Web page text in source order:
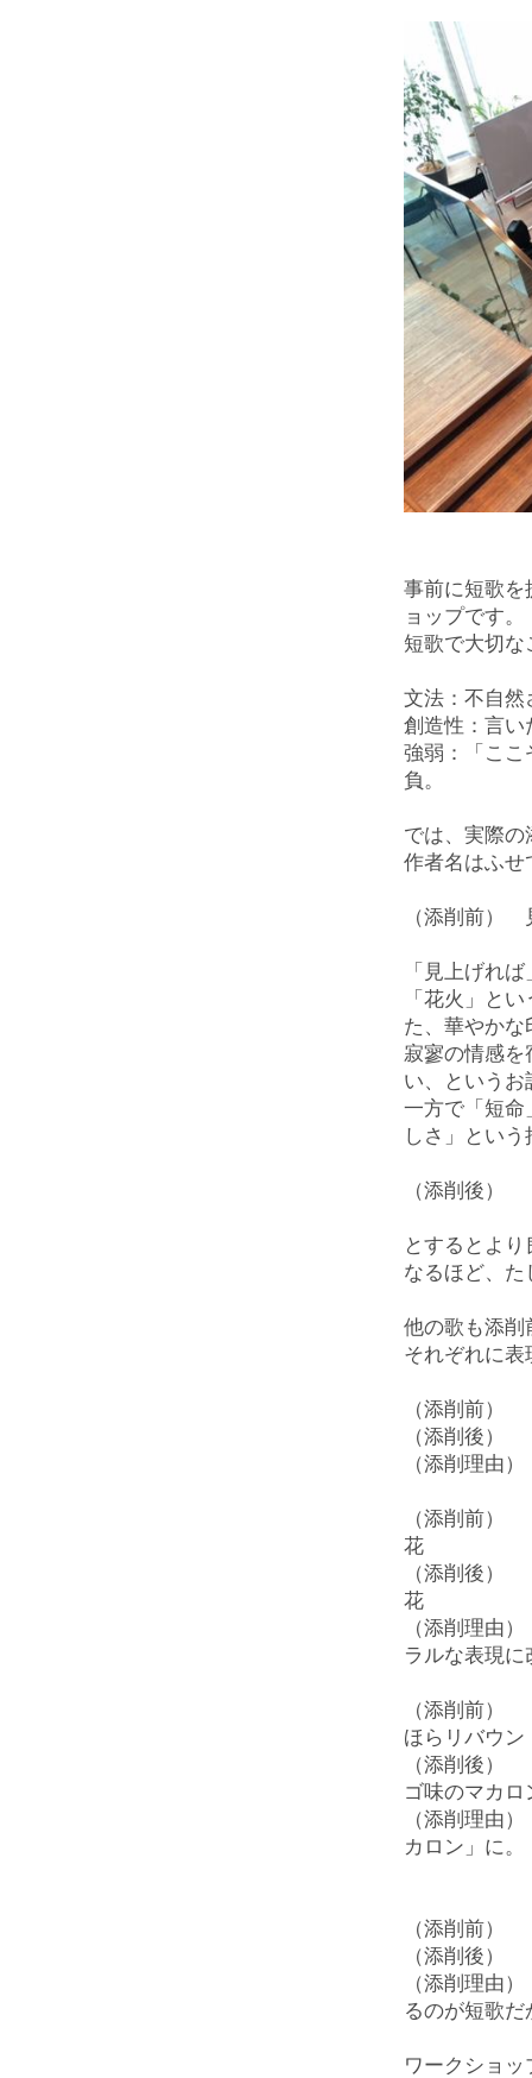
事前に短歌を
ョップです。
短歌で大切
文法：不自然
創造性：言い
強弱：「ここ
負。
では、実際
作者名はふせ
（添削前）
「見上げれ
「花火」と
た、華やかな
寂寥の情感を
い、というお
一方で「短命
しさ」とい
（添削後）
とするとよ
なるほど、た
他の歌も添削
それぞれに
（添削前）
（添削後）
（添削理由
（添削前）
花
（添削後）
花
（添削理由
ラルな表現に
（添削前）
ほらリバウン
（添削後）
ゴ味のマカロ
（添削理由
カロン」に。
（添削前）
（添削後）
（添削理由
るのが短歌だ
ワークショ